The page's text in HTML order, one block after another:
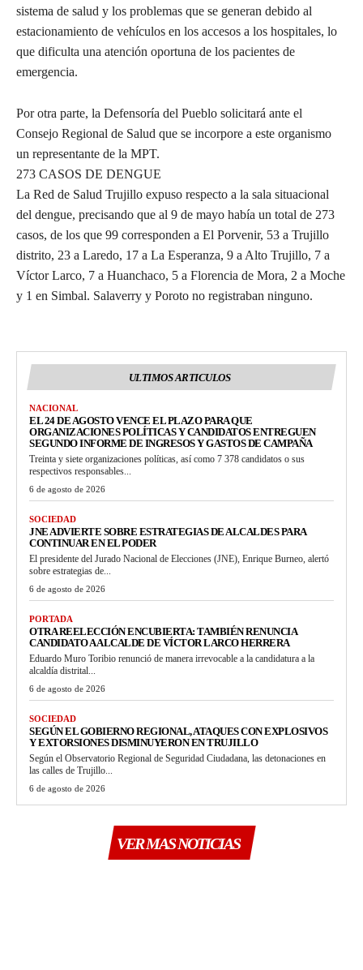
sistema de salud y los problemas que se generan debido al
estacionamiento de vehículos en los accesos a los hospitales, lo
que dificulta una atención oportuna de los pacientes de
emergencia.
Por otra parte, la Defensoría del Pueblo solicitará ante el
Consejo Regional de Salud que se incorpore a este organismo
un representante de la MPT.
273 CASOS DE DENGUE
La Red de Salud Trujillo expuso respecto a la sala situacional
del dengue, precisando que al 9 de mayo había un total de 273
casos, de los que 99 corresponden a El Porvenir, 53 a Trujillo
distrito, 23 a Laredo, 17 a La Esperanza, 9 a Alto Trujillo, 7 a
Víctor Larco, 7 a Huanchaco, 5 a Florencia de Mora, 2 a Moche
y 1 en Simbal. Salaverry y Poroto no registraban ninguno.
ULTIMOS ARTICULOS
NACIONAL
EL 24 DE AGOSTO VENCE EL PLAZO PARA QUE
ORGANIZACIONES POLÍTICAS Y CANDIDATOS ENTREGUEN
SEGUNDO INFORME DE INGRESOS Y GASTOS DE CAMPAÑA
Treinta y siete organizaciones políticas, así como 7 378 candidatos o sus
respectivos responsables...
6 de agosto de 2026
SOCIEDAD
JNE ADVIERTE SOBRE ESTRATEGIAS DE ALCALDES PARA
CONTINUAR EN EL PODER
El presidente del Jurado Nacional de Elecciones (JNE), Enrique Burneo, alertó
sobre estrategias de...
6 de agosto de 2026
PORTADA
OTRA REELECCIÓN ENCUBIERTA: TAMBIÉN RENUNCIA
CANDIDATO A ALCALDE DE VÍCTOR LARCO HERRERA
Eduardo Muro Toribio renunció de manera irrevocable a la candidatura a la
alcaldía distrital...
6 de agosto de 2026
SOCIEDAD
SEGÚN EL GOBIERNO REGIONAL, ATAQUES CON EXPLOSIVOS
Y EXTORSIONES DISMINUYERON EN TRUJILLO
Según el Observatorio Regional de Seguridad Ciudadana, las detonaciones en
las calles de Trujillo...
6 de agosto de 2026
VER MAS NOTICIAS